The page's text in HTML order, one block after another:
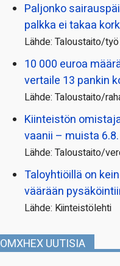
Paljonko
palkka ei takaa
Lähde: Taloustaito/
10 000 euroa
vertaile 13 pankin
Lähde: Taloustaito/
Kiinteistön
vaanii – muista
Lähde: Taloustaito/
Taloyhtiöillä on
väärään
Lähde: Kiinteistölehti
OMXHEX UUTISIA